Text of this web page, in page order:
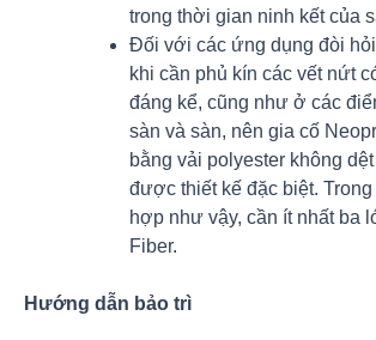
trong thời gian ninh kết của
Đối với các ứng dụng đòi
khi cần phủ kín các vết nứt
đáng kể, cũng như ở các
sàn và sàn, nên gia cố
bằng vải polyester không
được thiết kế đặc biệt.
hợp như vậy, cần ít nhất ba
Fiber.
Hướng dẫn bảo trì